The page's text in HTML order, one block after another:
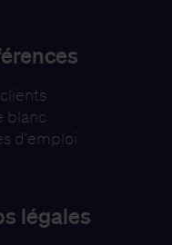
blanc
d’emploi
légales